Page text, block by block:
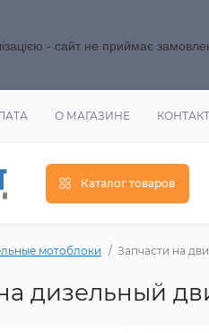
- сайт не приймає
О МАГАЗИНЕ
Каталог товаров
мотоблоки Запчасти на
дизельный